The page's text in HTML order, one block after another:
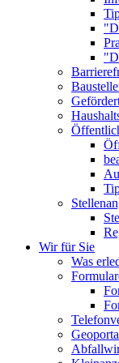
Wir für Sie
Was